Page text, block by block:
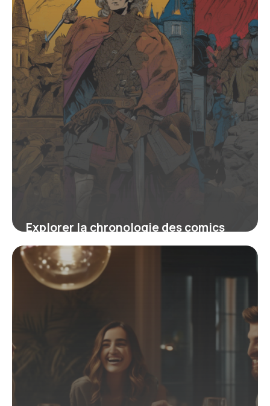
16 juin 2026
Explorer la chronologie des comics
Batman : comprendre l’évolution du
Chevalier Noir
16 juin 2026